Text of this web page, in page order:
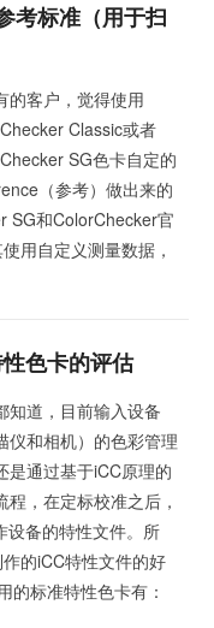
考标准（用于扫
的客户，觉得使用
Classic或者
SG色卡自定的
（参考）做出来的
SG和ColorChecker官
用自定义测量数据，
色卡的评估
知道，目前输入设备
仪和相机）的色彩管理
是通过基于iCC原理的
程，在定标校准之后，
设备的特性文件。所
的iCC特性文件的好
的标准特性色卡有：